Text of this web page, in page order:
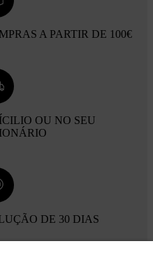
A PARTIR DE 100€
OU NO SEU
DE 30 DIAS